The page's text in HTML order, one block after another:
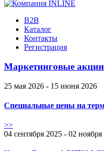
B2B
Каталог
Контакты
Регистрация
Маркетинговые акции
25 мая 2026 - 15 июня 2026
Специальные цены на
>>
04 сентября 2025 - 02